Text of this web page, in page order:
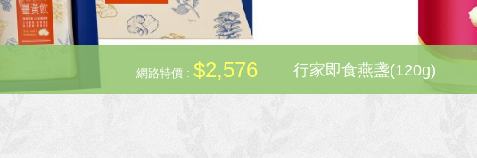
網路特價 : $2,576 行家即食燕盞(120g)詳細內容